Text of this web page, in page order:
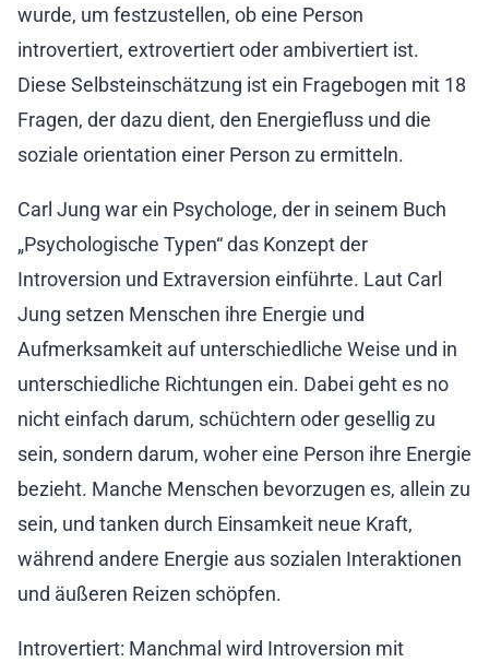
wurde, um festzustellen, ob eine Person
introvertiert, extrovertiert oder ambivertiert ist.
Diese Selbsteinschätzung ist ein Fragebogen mit 18
Fragen, der dazu dient, den Energiefluss und die
soziale orientation einer Person zu ermitteln.
Carl Jung war ein Psychologe, der in seinem Buch
„Psychologische Typen“ das Konzept der
Introversion und Extraversion einführte. Laut Carl
Jung setzen Menschen ihre Energie und
Aufmerksamkeit auf unterschiedliche Weise und in
unterschiedliche Richtungen ein. Dabei geht es no
nicht einfach darum, schüchtern oder gesellig zu
sein, sondern darum, woher eine Person ihre Energie
bezieht. Manche Menschen bevorzugen es, allein zu
sein, und tanken durch Einsamkeit neue Kraft,
während andere Energie aus sozialen Interaktionen
und äußeren Reizen schöpfen.
Introvertiert: Manchmal wird Introversion mit